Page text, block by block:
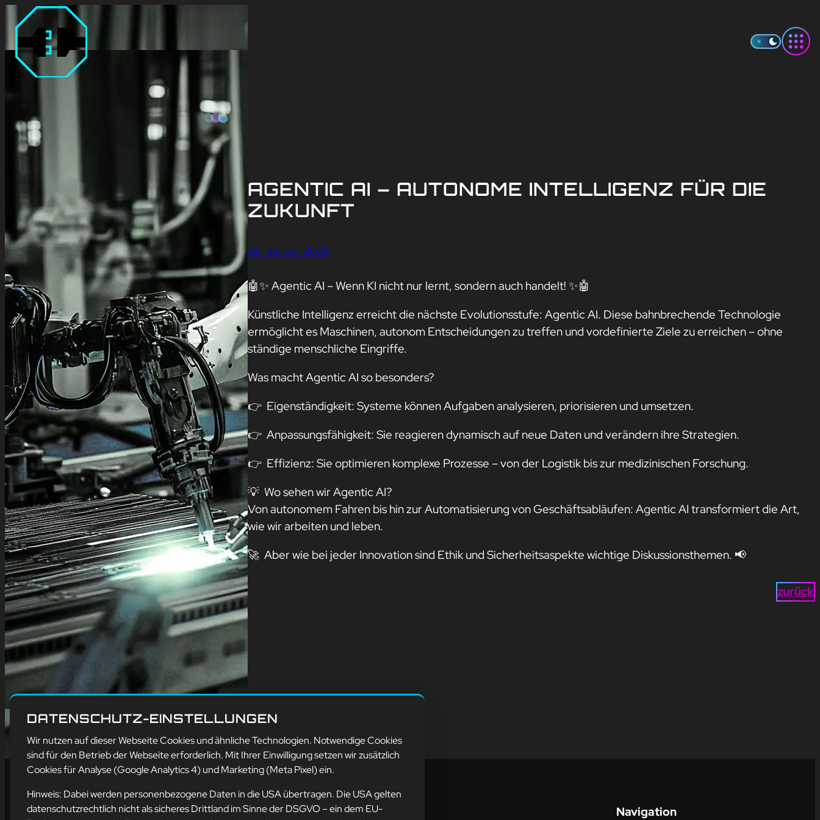
AGENTIC AI – AUTONOME INTELLIGENZ FÜR DIE
ZUKUNFT
22. Januar 2025
🤖✨ Agentic AI – Wenn KI nicht nur lernt, sondern auch handelt! ✨🤖
Künstliche Intelligenz erreicht die nächste Evolutionsstufe: Agentic AI. Diese bahnbrechende Technologie
ermöglicht es Maschinen, autonom Entscheidungen zu treffen und vordefinierte Ziele zu erreichen – ohne
ständige menschliche Eingriffe.
Was macht Agentic AI so besonders?
👉 Eigenständigkeit: Systeme können Aufgaben analysieren, priorisieren und umsetzen.
👉 Anpassungsfähigkeit: Sie reagieren dynamisch auf neue Daten und verändern ihre Strategien.
👉 Effizienz: Sie optimieren komplexe Prozesse – von der Logistik bis zur medizinischen Forschung.
💡 Wo sehen wir Agentic AI?
Von autonomem Fahren bis hin zur Automatisierung von Geschäftsabläufen: Agentic AI transformiert die Art,
wie wir arbeiten und leben.
🚀 Aber wie bei jeder Innovation sind Ethik und Sicherheitsaspekte wichtige Diskussionsthemen. 📢
zurück
Adresse Navigation
DATENSCHUTZ-EINSTELLUNGEN
Wir nutzen auf dieser Webseite Cookies und ähnliche Technologien. Notwendige Cookies
sind für den Betrieb der Webseite erforderlich. Mit Ihrer Einwilligung setzen wir zusätzlich
Cookies für Analyse (Google Analytics 4) und Marketing (Meta Pixel) ein.
Hinweis: Dabei werden personenbezogene Daten in die USA übertragen. Die USA gelten
datenschutzrechtlich nicht als sicheres Drittland im Sinne der DSGVO – ein dem EU-